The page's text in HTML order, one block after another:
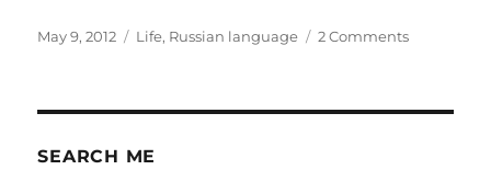
Posted
May 9, 2012 Categories
Life, Russian language 2 Commentson
SEARCH ME